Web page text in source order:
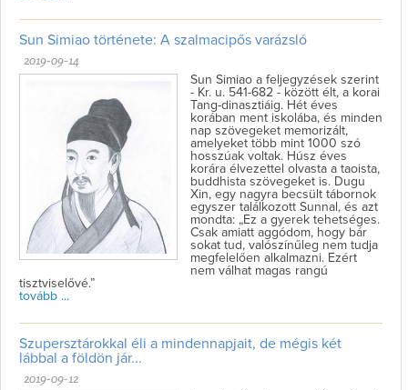
Sun Simiao története: A szalmacipős varázsló
2019-09-14
Sun Simiao a feljegyzések szerint
- Kr. u. 541-682 - között élt, a korai
Tang-dinasztiáig. Hét éves
korában ment iskolába, és minden
nap szövegeket memorizált,
amelyeket több mint 1000 szó
hosszúak voltak. Húsz éves
korára élvezettel olvasta a taoista,
buddhista szövegeket is. Dugu
Xin, egy nagyra becsült tábornok
egyszer találkozott Sunnal, és azt
mondta: „Ez a gyerek tehetséges.
Csak amiatt aggódom, hogy bár
sokat tud, valószínűleg nem tudja
megfelelően alkalmazni. Ezért
nem válhat magas rangú
tisztviselővé.”
tovább ...
Szupersztárokkal éli a mindennapjait, de mégis két
lábbal a földön jár...
2019-09-12